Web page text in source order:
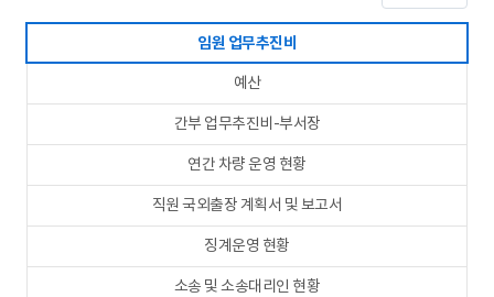
임원 업무추진비
예산
간부 업무추진비-부서장
연간 차량 운영 현황
직원 국외출장 계획서 및 보고서
징계운영 현황
소송 및 소송대리인 현황